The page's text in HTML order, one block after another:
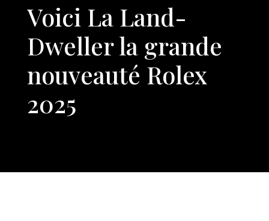
Voici La Land-
Dweller la grande
nouveauté Rolex
2025